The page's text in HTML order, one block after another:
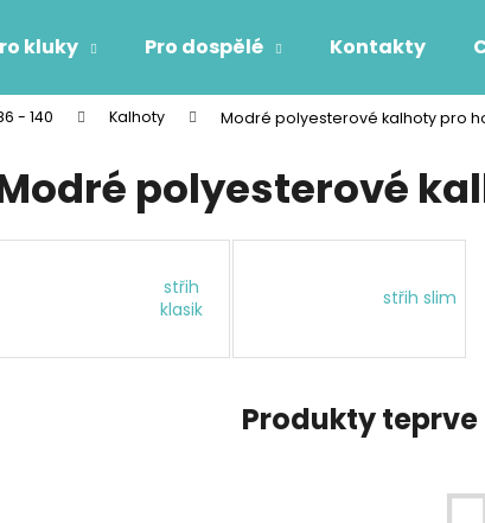
kluky Pro dospělé Kontakty
- 140 Kalhoty Modré polyesterové kalhoty pro
polyesterové
střih
klasik
střih slim
Produkty
Co potřebujete najít?
Doporučujeme